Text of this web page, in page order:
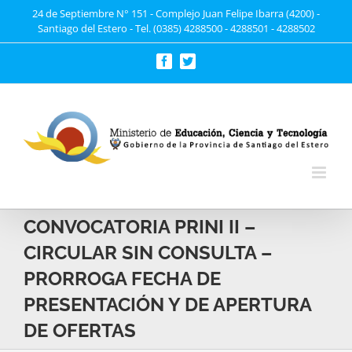
24 de Septiembre N° 151 - Complejo Juan Felipe Ibarra (4200) -
Santiago del Estero - Tel. (0385) 4288500 - 4288501 - 4288502
FacebookTwitter
CONVOCATORIA PRINI II –
CIRCULAR SIN CONSULTA –
PRORROGA FECHA DE
PRESENTACIÓN Y DE APERTURA
DE OFERTAS